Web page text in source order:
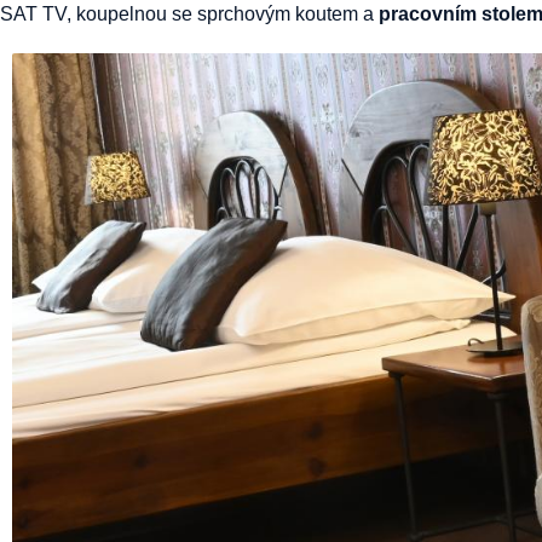
SAT TV, koupelnou se sprchovým koutem a pracovním stolem